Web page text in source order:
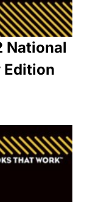
National
Edition